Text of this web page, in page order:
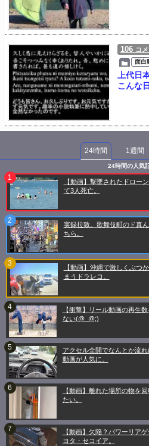
106 コ
面白
上代日
こんな
24時間 1週間
24時間の人気
【動画】撃墜されたドロー
て3人死亡。
実録拉致。歌舞伎町のド真
ちら。
【動画】沖縄で激しくぶつ
まうドラレコ。
【衝撃】リール動画の再生
ない(@_@;)
アクセル全開でなんとか流
動画が人気に。
【動画】離れた場所の物を
たい。
【動画】欠陥？パワーリア
ヨタ・セコイア。